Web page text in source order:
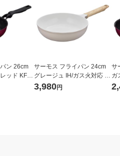
ン 26cm
ッド KFM-
サーモス フライパン 24cm
グレージュ IH/ガス火対応 K
FO-024 GG 1個 深型設計 軽
3,980円
サ
ガ